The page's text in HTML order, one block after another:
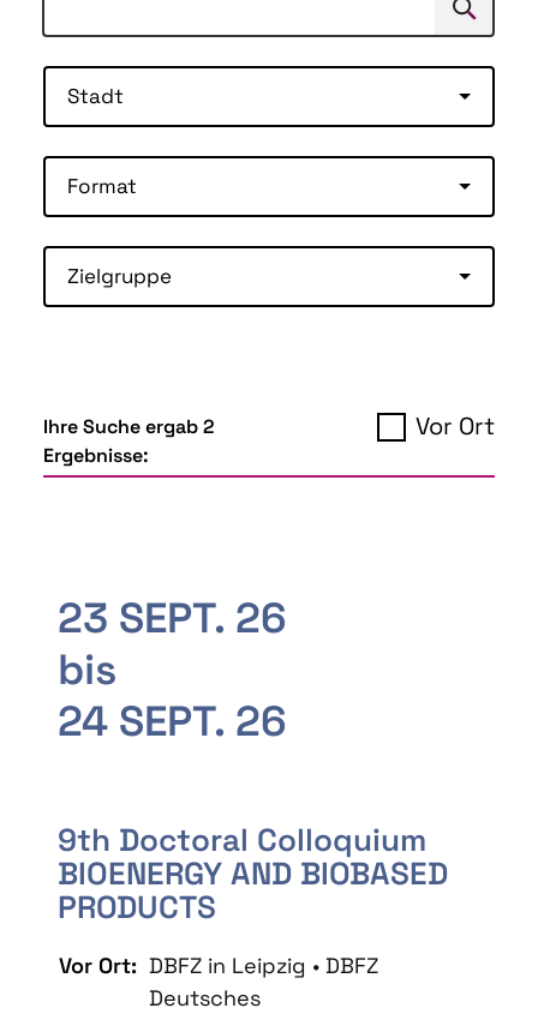
Suchen
Stadt
Format
Zielgruppe
Ihre Suche ergab 2
Ergebnisse:
Vor Ort
23 SEPT. 26
bis
24 SEPT. 26
9th Doctoral Colloquium
BIOENERGY AND BIOBASED
PRODUCTS
Vor Ort: DBFZ in Leipzig • DBFZ
Deutsches